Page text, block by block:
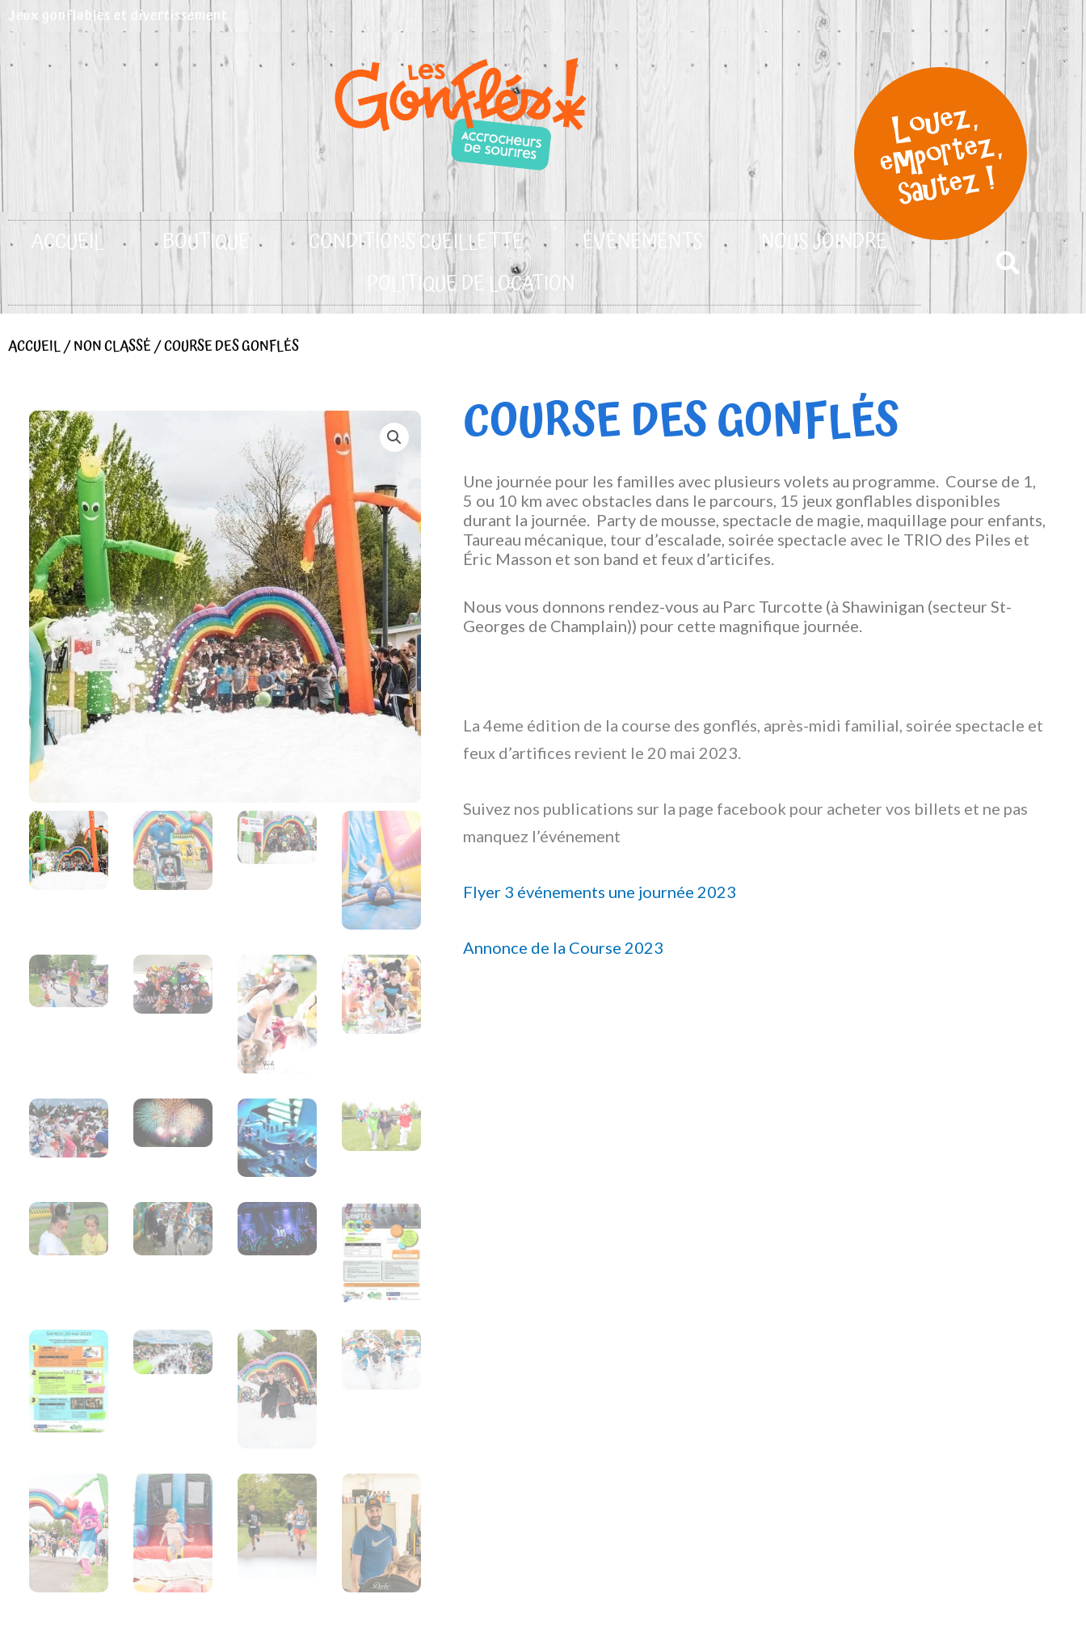
Aller
au
contenu
Jeux gonflables et divertissement
ACCUEIL BOUTIQUE CONDITIONS CUEILLETTE ÉVÉNEMENTS
NOUS JOINDRE
POLITIQUE DE LOCATION
ACCUEIL/NON CLASSÉ/ COURSE DES GONFLÉS
COURSE DES GONFLÉS
Une journée pour les familles avec plusieurs volets au programme. Course de 1,
5 ou 10 km avec obstacles dans le parcours, 15 jeux gonflables disponibles
durant la journée. Party de mousse, spectacle de magie, maquillage pour enfants,
Taureau mécanique, tour d’escalade, soirée spectacle avec le TRIO des Piles et
Éric Masson et son band et feux d’articifes.
Nous vous donnons rendez-vous au Parc Turcotte (à Shawinigan (secteur St-
Georges de Champlain)) pour cette magnifique journée.
La 4eme édition de la course des gonflés, après-midi familial, soirée spectacle et
feux d’artifices revient le 20 mai 2023.
Suivez nos publications sur la page facebook pour acheter vos billets et ne pas
manquez l’événement
Flyer 3 événements une journée 2023
Annonce de la Course 2023